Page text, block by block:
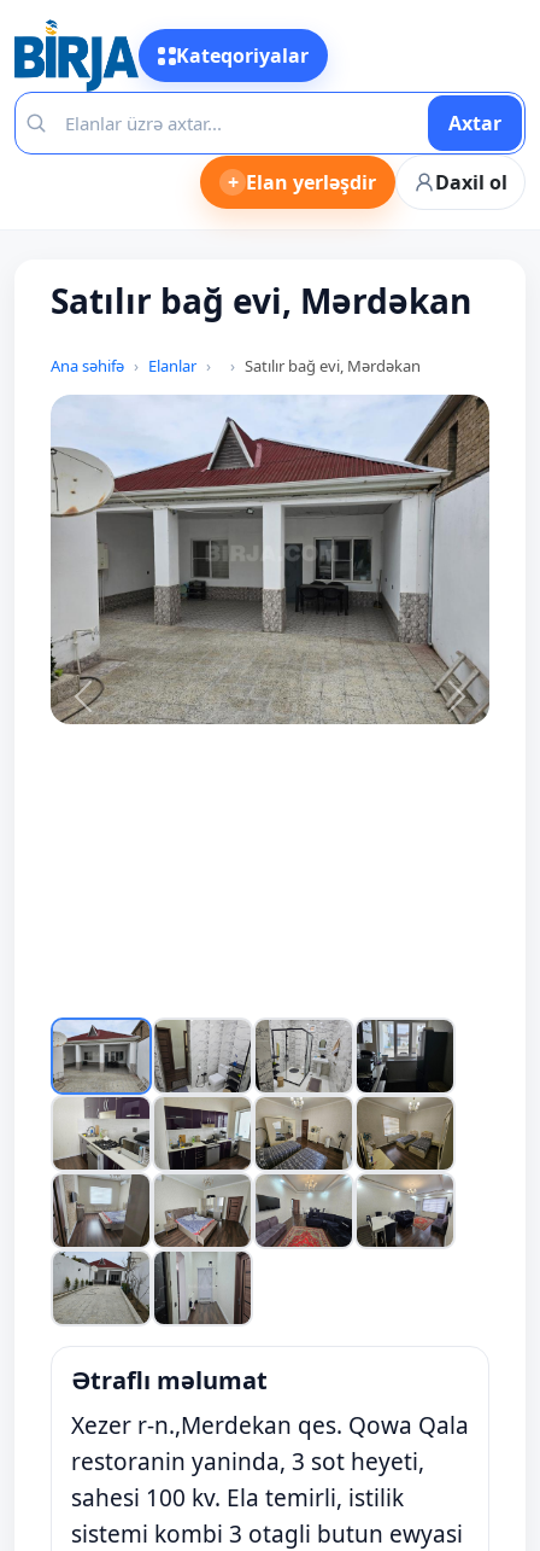
Kateqoriyalar
Axtar
+ Elan yerləşdir Daxil ol
Satılır bağ evi, Mərdəkan
Ana səhifə Elanlar Satılır bağ evi, Mərdəkan
Prev Next
Ətraflı məlumat
Xezer r-n.,Merdekan qes. Qowa Qala
restoranin yaninda, 3 sot heyeti,
sahesi 100 kv. Ela temirli, istilik
sistemi kombi 3 otagli butun ewyasi